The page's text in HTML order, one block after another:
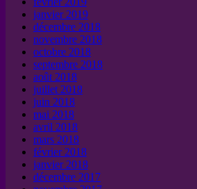
janvier 2019
décembre 2018
novembre 2018
octobre 2018
septembre 2018
août 2018
juillet 2018
juin 2018
mai 2018
avril 2018
mars 2018
février 2018
janvier 2018
décembre 2017